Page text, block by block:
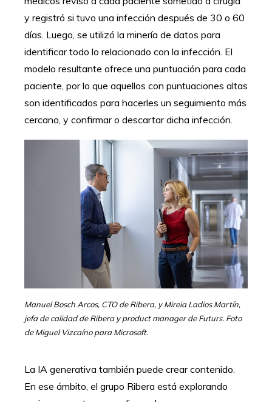
y registró si tuvo una infección después de 30 o 60
días. Luego, se utilizó la minería de datos para
identificar todo lo relacionado con la infección. El
modelo resultante ofrece una puntuación para cada
paciente, por lo que aquellos con puntuaciones altas
son identificados para hacerles un seguimiento más
cercano, y confirmar o descartar dicha infección.
Manuel Bosch Arcos, CTO de Ribera, y Mireia Ladios Martín,
jefa de calidad de Ribera y product manager de Futurs. Foto
de Miguel Vizcaíno para Microsoft.
La IA generativa también puede crear contenido.
En ese ámbito, el grupo Ribera está explorando